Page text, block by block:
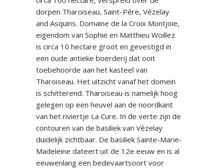
dorpen Tharoiseau, Saint-Père, Vézelay
and Asquins. Domaine de la Croix Montjoie,
eigendom van Sophie en Matthieu Woillez
is circa 10 hectare groot en gevestigd in
een oude antieke boerderij dat ooit
toebehoorde aan het kasteel van
Tharoiseau. Het uitzicht vanaf het domein
is schitterend. Tharoiseau is namelijk hoog
gelegen op een heuvel aan de noordkant
van het riviertje La Cure. In de verte zijn de
contouren van de basiliek van Vézelay
duidelijk zichtbaar. De basiliek Sainte-Marie-
Madeleine dateert uit de 12e eeuw en is al
eeuwenlang een bedevaartsoort voor